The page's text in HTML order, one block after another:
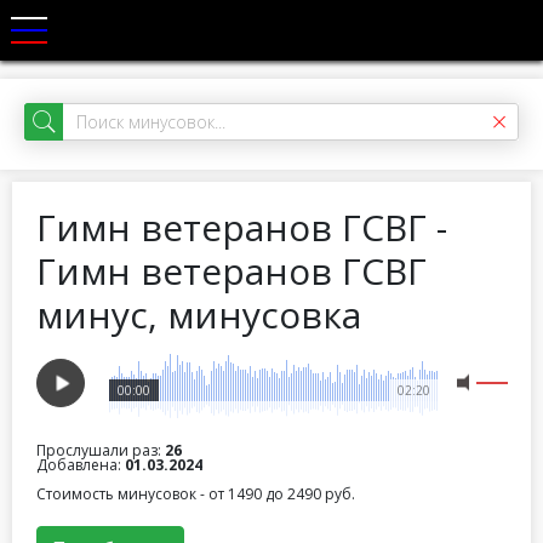
Гимн ветеранов ГСВГ -
Гимн ветеранов ГСВГ
минус, минусовка
02:20
00:00
Прослушали раз: 26
Добавлена: 01.03.2024
Стоимость минусовок - от 1490 до 2490 руб.